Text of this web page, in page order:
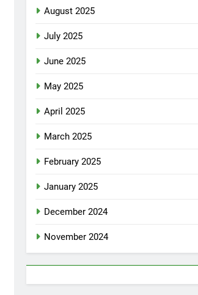
August 2025
July 2025
June 2025
May 2025
April 2025
March 2025
February 2025
January 2025
December 2024
November 2024